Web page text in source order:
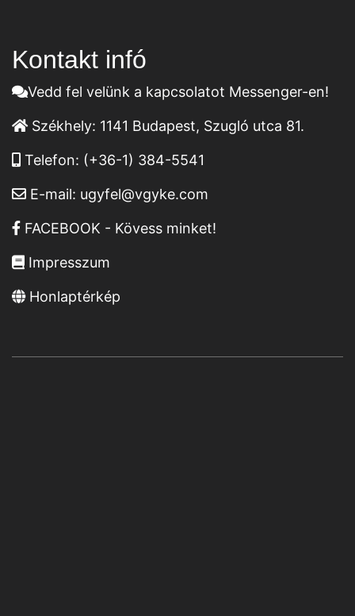
Kontakt infó
Vedd fel velünk a kapcsolatot Messenger-en!
Székhely: 1141 Budapest, Szugló utca 81.
Telefon: (+36-1) 384-5541
E-mail: ugyfel@vgyke.com
FACEBOOK - Kövess minket!
Impresszum
Honlaptérkép